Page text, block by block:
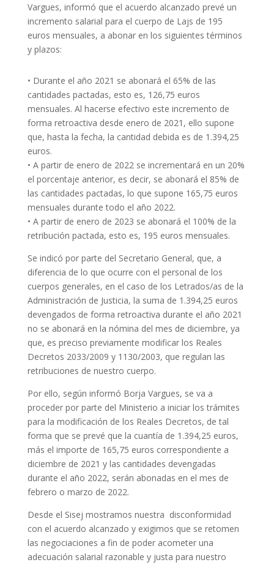
Vargues, informó que el acuerdo alcanzado prevé un
incremento salarial para el cuerpo de Lajs de 195
euros mensuales, a abonar en los siguientes términos
y plazos:
• Durante el año 2021 se abonará el 65% de las
cantidades pactadas, esto es, 126,75 euros
mensuales. Al hacerse efectivo este incremento de
forma retroactiva desde enero de 2021, ello supone
que, hasta la fecha, la cantidad debida es de 1.394,25
euros.
• A partir de enero de 2022 se incrementará en un 20%
el porcentaje anterior, es decir, se abonará el 85% de
las cantidades pactadas, lo que supone 165,75 euros
mensuales durante todo el año 2022.
• A partir de enero de 2023 se abonará el 100% de la
retribución pactada, esto es, 195 euros mensuales.
Se indicó por parte del Secretario General, que, a
diferencia de lo que ocurre con el personal de los
cuerpos generales, en el caso de los Letrados/as de la
Administración de Justicia, la suma de 1.394,25 euros
devengados de forma retroactiva durante el año 2021
no se abonará en la nómina del mes de diciembre, ya
que, es preciso previamente modificar los Reales
Decretos 2033/2009 y 1130/2003, que regulan las
retribuciones de nuestro cuerpo.
Por ello, según informó Borja Vargues, se va a
proceder por parte del Ministerio a iniciar los trámites
para la modificación de los Reales Decretos, de tal
forma que se prevé que la cuantía de 1.394,25 euros,
más el importe de 165,75 euros correspondiente a
diciembre de 2021 y las cantidades devengadas
durante el año 2022, serán abonadas en el mes de
febrero o marzo de 2022.
Desde el Sisej mostramos nuestra disconformidad
con el acuerdo alcanzado y exigimos que se retomen
las negociaciones a fin de poder acometer una
adecuación salarial razonable y justa para nuestro